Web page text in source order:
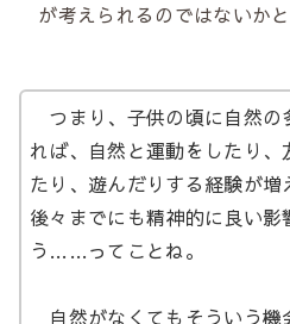
が考えられるのではないかと
つまり、子供の頃に自然の
れば、自然と運動をしたり、
たり、遊んだりする経験が増
後々までにも精神的に良い影
う……ってことね。
自然がなくてもそういう機